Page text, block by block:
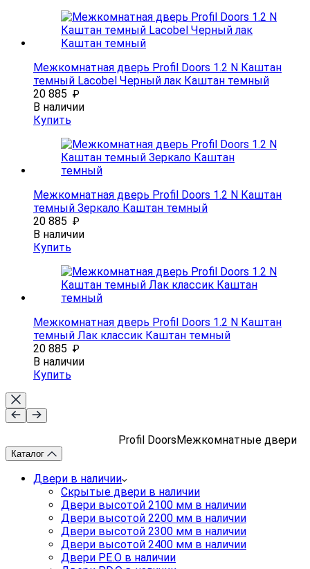
Межкомнатная дверь Profil Doors 1.2 N Каштан
темный Lacobel Черный лак Каштан темный
20 885 ₽
В наличии
Купить
Межкомнатная дверь Profil Doors 1.2 N Каштан
темный Зеркало Каштан темный
20 885 ₽
В наличии
Купить
Межкомнатная дверь Profil Doors 1.2 N Каштан
темный Лак классик Каштан темный
20 885 ₽
В наличии
Купить
Profil DoorsМежкомнатные двери
Каталог
Двери в наличии
Скрытые двери в наличии
Двери высотой 2100 мм в наличии
Двери высотой 2200 мм в наличии
Двери высотой 2300 мм в наличии
Двери высотой 2400 мм в наличии
Двери PE.O в наличии